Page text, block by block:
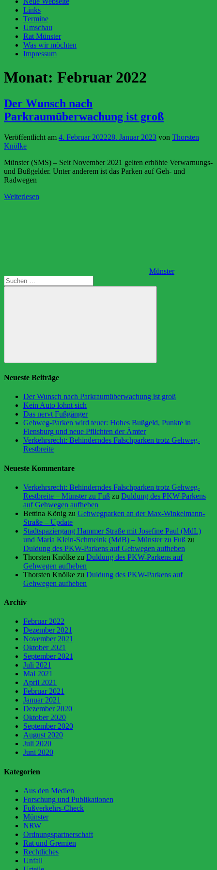
Links
Termine
Umschau
Rat Münster
Was wir möchten
Impressum
Monat: Februar 2022
Der Wunsch nach
Parkraumüberwachung ist groß
Veröffentlicht am 4. Februar 202228. Januar 2023 von Thorsten
Knölke
Münster (SMS) – Seit November 2021 gelten erhöhte Verwarnungs-
und Bußgelder. Unter anderem ist das Parken auf Geh- und
Radwegen
Weiterlesen
Münster
Suchen
nach:
Suchen
Neueste Beiträge
Der Wunsch nach Parkraumüberwachung ist groß
Kein Auto lohnt sich
Das nervt Fußgänger
Gehweg-Parken wird teuer: Hohes Bußgeld, Punkte in
Flensburg und neue Pflichten der Ämter
Verkehrsrecht: Behinderndes Falschparken trotz Gehweg-
Restbreite
Neueste Kommentare
Verkehrsrecht: Behinderndes Falschparken trotz Gehweg-
Restbreite – Münster zu Fuß zu Duldung des PKW-Parkens
auf Gehwegen aufheben
Bettina König zu Gehwegparken an der Max-Winkelmann-
Straße – Update
Stadtspaziergang Hammer Straße mit Josefine Paul (MdL)
und Maria Klein-Schmeink (MdB) – Münster zu Fuß zu
Duldung des PKW-Parkens auf Gehwegen aufheben
Thorsten Knölke zu Duldung des PKW-Parkens auf
Gehwegen aufheben
Thorsten Knölke zu Duldung des PKW-Parkens auf
Gehwegen aufheben
Archiv
Februar 2022
Dezember 2021
November 2021
Oktober 2021
September 2021
Juli 2021
Mai 2021
April 2021
Februar 2021
Januar 2021
Dezember 2020
Oktober 2020
September 2020
August 2020
Juli 2020
Juni 2020
Kategorien
Aus den Medien
Forschung und Publikationen
Fußverkehrs-Check
Münster
NRW
Ordnungspartnerschaft
Rat und Gremien
Rechtliches
Unfall